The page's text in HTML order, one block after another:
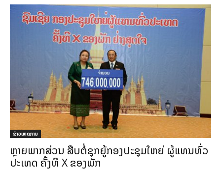
ຂ່າວເຫດການ
ຫຼາຍພາກສ່ວນ ສືບຕໍ່ຊຸກຍູ້ກອງປະຊຸມໃຫຍ່ ຜູ້ແທນທົ່ວ
ປະເທດ ຄັ້ງທີ X ຂອງພັກ